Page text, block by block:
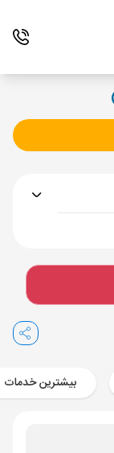
بیشترین خدمات